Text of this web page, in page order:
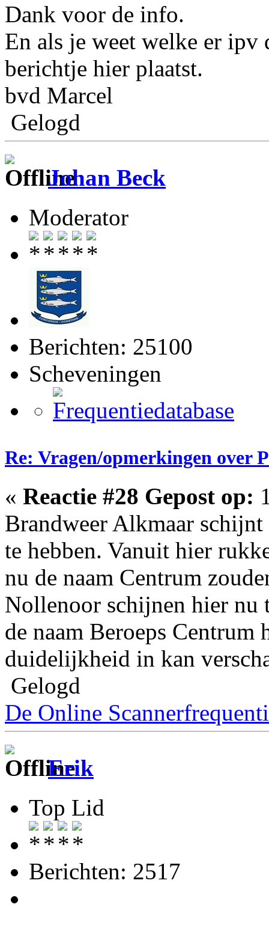
Dank voor de info.
En als je weet welke er ipv
berichtje hier plaatst.
bvd Marcel
Gelogd
Johan Beck
Moderator
Berichten: 25100
Scheveningen
Re: Vragen/opmerkingen over
« Reactie #28 Gepost op:
Brandweer Alkmaar
te hebben. Vanuit hier
nu de naam Centrum
Nollenoor schijnen hier nu
de naam Beroeps Centrum
duidelijkheid in kan
Gelogd
De Online
Erik
Top Lid
Berichten: 2517